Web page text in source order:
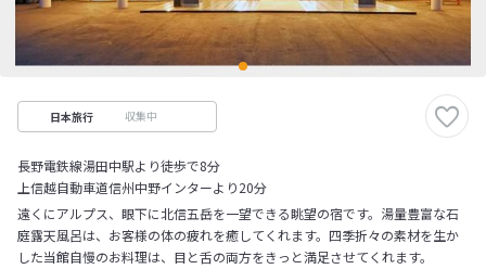
日本旅行 収集中
長野電鉄線湯田中駅より徒歩で8分
上信越自動車道信州中野インターより20分
遠くにアルプス、眼下に北信五岳を一望できる眺望の宿です。湯量豊富な石
庭露天風呂は、お客様の体の疲れを癒してくれます。四季折々の素材を生か
した当館自慢のお料理は、目と舌の両方をきっと満足させてくれます。